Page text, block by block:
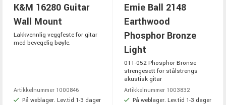
K&M 16280 Guitar
Wall Mount
Lakkvennlig veggfeste for gitar
med bevegelig bøyle.
Artikkelnummer 1000846
På weblager. Lev.tid 1-3 dager
Ernie Ball 2148
Earthwood
Phosphor Bronze
Light
011-052 Phosphor Bronse
strengesett for stålstrengs
akustisk gitar
Artikkelnummer 1003832
På weblager. Lev.tid 1-3 dager